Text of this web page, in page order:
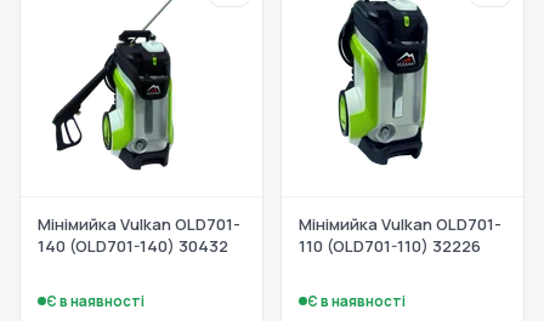
Мінімийка Vulkan OLD701-
140 (OLD701-140) 30432
Є в наявності
Мінімийка Vulkan OLD701-
110 (OLD701-110) 32226
Є в наявності